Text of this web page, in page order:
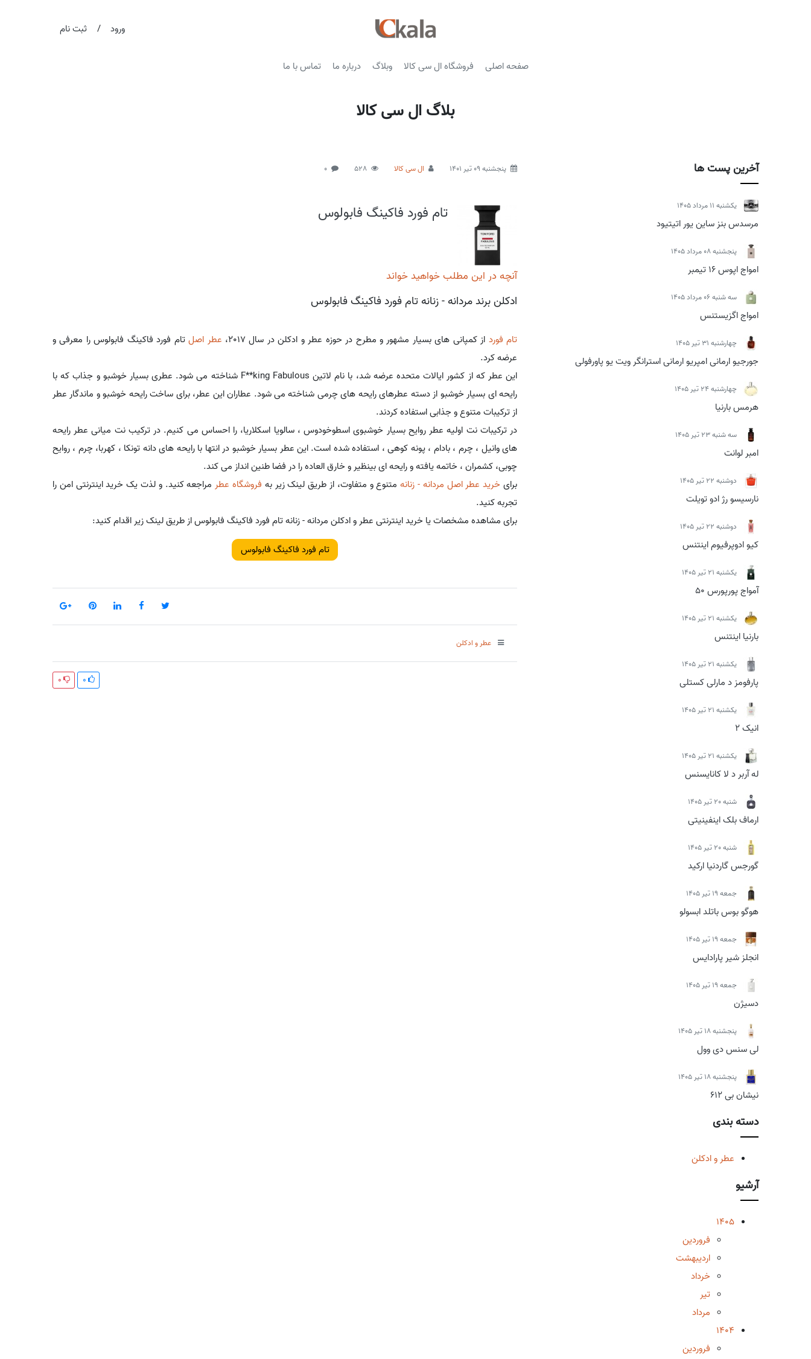
ورود / ثبت نام
صفحه اصلی فروشگاه ال سی کالا وبلاگ درباره ما تماس با ما
بلاگ ال سی کالا
آخرین پست ها
يكشنبه 11 مرداد 1405
مرسدس بنز ساین یور اتیتیود
پنجشنبه 08 مرداد 1405
امواج اپوس 16 تیمبر
سه شنبه 06 مرداد 1405
امواج اگزیستنس
چهارشنبه 31 تیر 1405
جورجیو ارمانی امپریو ارمانی استرانگر ویت یو پاورفولی
چهارشنبه 24 تیر 1405
هرمس بارنیا
سه شنبه 23 تیر 1405
امبر لوانت
دوشنبه 22 تیر 1405
نارسیسو رژ ادو تویلت
دوشنبه 22 تیر 1405
کیو ادوپرفیوم اینتنس
يكشنبه 21 تیر 1405
آمواج پورپورس 50
يكشنبه 21 تیر 1405
بارنیا اینتنس
يكشنبه 21 تیر 1405
پارفومز د مارلی کستلی
يكشنبه 21 تیر 1405
انیک 2
يكشنبه 21 تیر 1405
له آربر د لا کانایسنس
شنبه 20 تیر 1405
ارماف بلک اینفینیتی
شنبه 20 تیر 1405
گورجس گاردنیا ارکید
جمعه 19 تیر 1405
هوگو بوس باتلد ابسولو
جمعه 19 تیر 1405
انجلز شیر پارادایس
جمعه 19 تیر 1405
دسیژن
پنجشنبه 18 تیر 1405
لی سنس دی وول
پنجشنبه 18 تیر 1405
نیشان بی 612
دسته بندی
عطر و ادکلن
آرشیو
1405
فروردین
اردیبهشت
خرداد
تیر
مرداد
1404
فروردین
پنجشنبه 09 تیر 1401 ال سی کالا 528
0
تام فورد فاکینگ فابولوس
آنچه در این مطلب خواهید خواند
ادکلن برند مردانه - زنانه تام فورد فاکینگ فابولوس
تام فورد از کمپانی های بسیار مشهور و مطرح در حوزه عطر و ادکلن در سال 2017، عطر اصلتام فورد فاکینگ فابولوس را معرفی و
عرضه کرد.
این عطر که از کشور ایالات متحده عرضه شد، با نام لاتین F**king Fabulous شناخته می شود. عطری بسیار خوشبو و جذاب که با
رایحه ای بسیار خوشبو از دسته عطرهای رایحه های چرمی شناخته می شود. عطاران این عطر، برای ساخت رایحه خوشبو و ماندگار عطر
از ترکیبات متنوع و جذابی استفاده کردند.
در ترکیبات نت اولیه عطر روایح بسیار خوشبوی اسطوخودوس ، سالویا اسکلاریا، را احساس می کنیم. در ترکیب نت میانی عطر رایحه
های وانیل ، چرم ، بادام ، پونه کوهی ، استفاده شده است. این عطر بسیار خوشبو در انتها با رایحه های دانه تونکا ، کهربا، چرم ، روایح
چوبی، کشمران ، خاتمه یافته و رایحه ای بینظیر و خارق العاده را در فضا طنین انداز می کند.
برای خرید عطر اصل مردانه - زنانهمتنوع و متفاوت، از طریق لینک زیر به فروشگاه عطر مراجعه کنید. و لذت یک خرید اینترنتی امن را
تجربه کنید.
برای مشاهده مشخصات یا خرید اینترنتی عطر و ادکلن مردانه - زنانه تام فورد فاکینگ فابولوس از طریق لینک زیر اقدام کنید:
تام فورد فاکینگ فابولوس
عطر و ادکلن